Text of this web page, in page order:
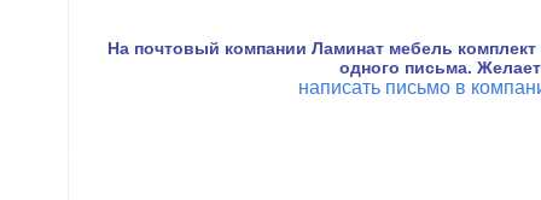
На почтовый компании Ламинат мебель
одного письма.
написать письмо в